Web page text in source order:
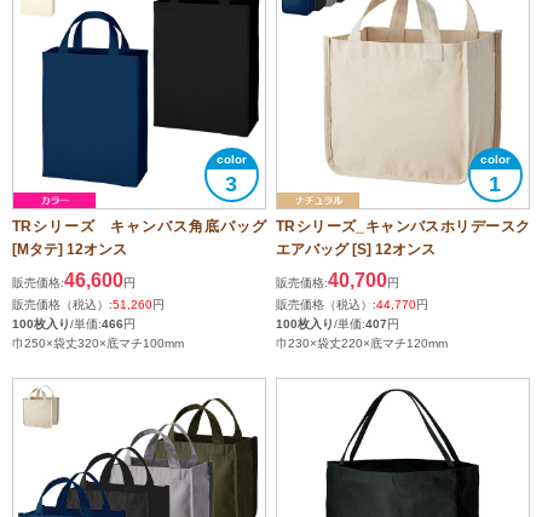
3
TRシリーズ キャンバス角底バッグ
[Mタテ] 12オンス
販売価格:46,600円
販売価格（税込）:51,260円
100枚入り/単価:466円
巾250×袋丈320×底マチ100mm
1
TRシリーズ_キャンバスホリデースク
エアバッグ [S] 12オンス
販売価格:40,700円
販売価格（税込）:44,770円
100枚入り/単価:407円
巾230×袋丈220×底マチ120mm